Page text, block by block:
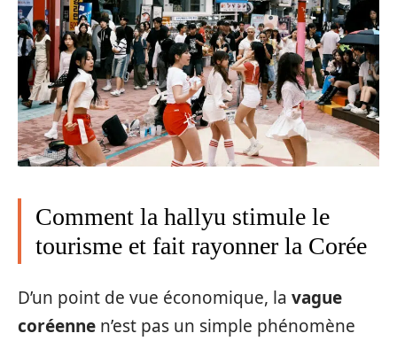
Comment la hallyu stimule le
tourisme et fait rayonner la Corée
D’un point de vue économique, la vague
coréenne n’est pas un simple phénomène